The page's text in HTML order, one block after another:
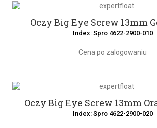
Oczy Big Eye Screw 13mm
Index: Spro 4622-2900-010
Cena po zalogowaniu
Oczy Big Eye Screw 13mm
Index: Spro 4622-2900-020